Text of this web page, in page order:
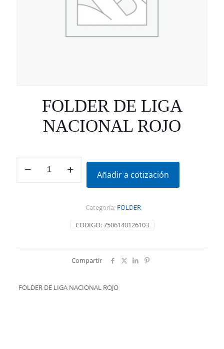
FOLDER DE LIGA
NACIONAL ROJO
Añadir a cotización
CODIGO:7506140126103
Categoría: FOLDER
Compartir
FOLDER DE LIGA NACIONAL ROJO